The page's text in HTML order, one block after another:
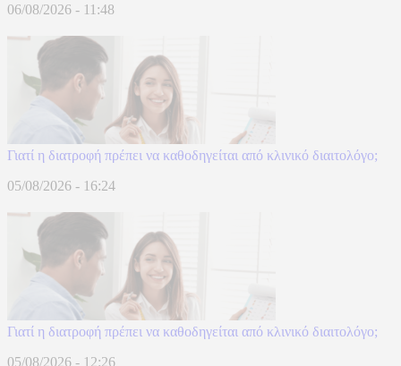
06/08/2026 - 11:48
Γιατί η διατροφή πρέπει να καθοδηγείται από κλινικό διαιτολόγο;
05/08/2026 - 16:24
Γιατί η διατροφή πρέπει να καθοδηγείται από κλινικό διαιτολόγο;
05/08/2026 - 12:26